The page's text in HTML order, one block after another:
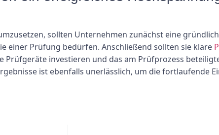
sollten Unternehmen zunächst eine
einer Prüfung bedürfen. Anschließend sollten sie klare
investieren und das am Prüfprozess
ist ebenfalls unerlässlich, um die fortlaufende